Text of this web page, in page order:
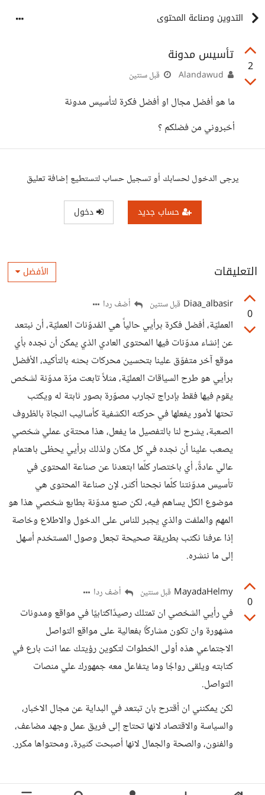
التدوين وصناعة المحتوى
2
تأسيس مدونة
قبل سنتين
ما هو أفضل مجال او أفضل فكرة لتأسيس مدونة
أخبروني من فضلكم ؟
يرجى الدخول لحسابك أو تسجيل حساب لتستطيع إضافة تعليق
حساب جديد دخول
التعليقات الأفضل
0
Diaa_albasir قبل سنتين أضف ردا
العمليّة، أفضل فكرة برأيي حالياً هي المُدوّنات العمليّة، أن نبتعد
عن إنشاء مدوّنات فيها المحتوى العادي الذي يمكن أن نجده بأي
موقع آخر متفوّق علينا بتحسين محركات بحثه بالتأكيد، الأفضل
برأيي هو طرح السياقات العمليّة، مثلاً تابعت مرّة مدوّنة لشخص
يقوم فيها فقط بإدراج تجارب مصوّرة بصور ثابتة له ويكتب
تحتها لأمور يفعلها في حركته الكشفية كأساليب النجاة بالظروف
الصعبة، يشرح لنا بالتفصيل ما يفعل، هذا محتةى عملي شخصي
يصعب علينا أن نجده في كل مكان ولذلك برأيي يحظى باهتمام
عالي عادةً، أي باختصار كلّما ابتعدنا عن صناعة المحتوى في
تأسيس مدوّنتنا كلّما نجحنا أكثر، لإن صناعة المحتوى هي
موضوع الكل يساهم فيه، لكن صنع مدوّنة بطابع شخصي هذا هو
المهم والملفت والذي يجبر للناس على الدخول والاطلاع وخاصة
إذا عرفنا نكتب بطريقة صحيحة تجعل وصول المستخدم أسهل
إلى ما ننشره.
0
MayadaHelmy قبل سنتين أضف ردا
في رأيي الشخصي ان تمتلك رصيدًاكتابيًا في مواقع ومدونات
مشهورة وان تكون مشاركًا بفعالية على مواقع التواصل
الاجتماعي هذه أولى الخطوات لتكوين رؤيتك عما انت بارع في
كتابته ويلقى رواجًا وما يتفاعل معه جمهورك علي منصات
التواصل.
لكن يمكنني ان أقترح بان تبتعد في البداية عن مجال الاخبار،
والسياسة والاقتصاد لانها تحتاج إلى فريق عمل وجهد مضاعف،
والفنون، والصحة والجمال لانها أصبحت كثيرة، ومحتواها مكرر.